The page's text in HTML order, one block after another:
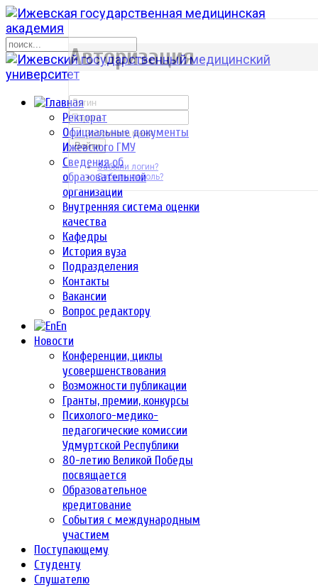
Ректорат
Официальные документы
Ижевского ГМУ
Сведения об
образовательной
организации
Внутренняя система оценки
качества
Кафедры
История вуза
Подразделения
Контакты
Вакансии
Вопрос редактору
En
Новости
Конференции, циклы
усовершенствования
Возможности публикации
Гранты, премии, конкурсы
Психолого-медико-
педагогические комиссии
Удмуртской Республики
80-летию Великой Победы
посвящается
Образовательное
кредитование
События с международным
участием
Поступающему
Студенту
Слушателю
р
Авторизация
Запомнить меня
Войти
Забыли логин?
Забыли пароль?